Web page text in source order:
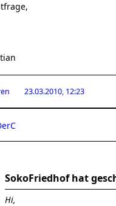
23.03.2010, 12:23
SokoFriedhof hat
Hi,